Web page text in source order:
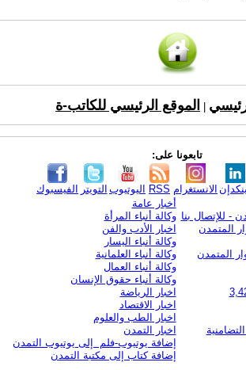
الموقع الرئيسي للكاتب-ة
تابعونا على:
الفيسبوك التويتر اليوتيوب RSS الانستغرام
- للإتصال بنا
المتمدن
المتمدن
أخبار عامة
وكالة أنباء المرأة
اخبار الأدب والفن
وكالة أنباء اليسار
وكالة أنباء العلمانية
وكالة أنباء العمال
وكالة أنباء حقوق الإنسان
اخبار الرياضة
اخبار الاقتصاد
اخبار الطب والعلوم
اخبار التمدن
إضافة يوتيوب-فلم إلى يوتيوب التمدن
إضافة كتاب إلى مكتبة التمدن